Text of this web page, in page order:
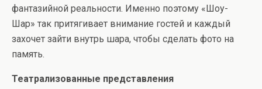
фантазийной реальности. Именно поэтому «Шоу-
Шар» так притягивает внимание гостей и каждый
захочет зайти внутрь шара, чтобы сделать фото на
память.
Театрализованные представления